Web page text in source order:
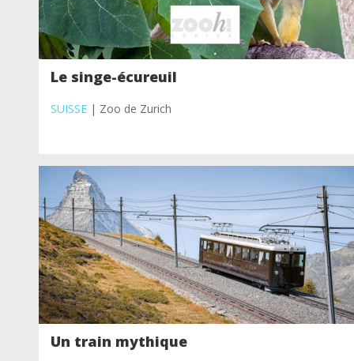
Le singe-écureuil
SUISSE| Zoo de Zurich
Un train mythique